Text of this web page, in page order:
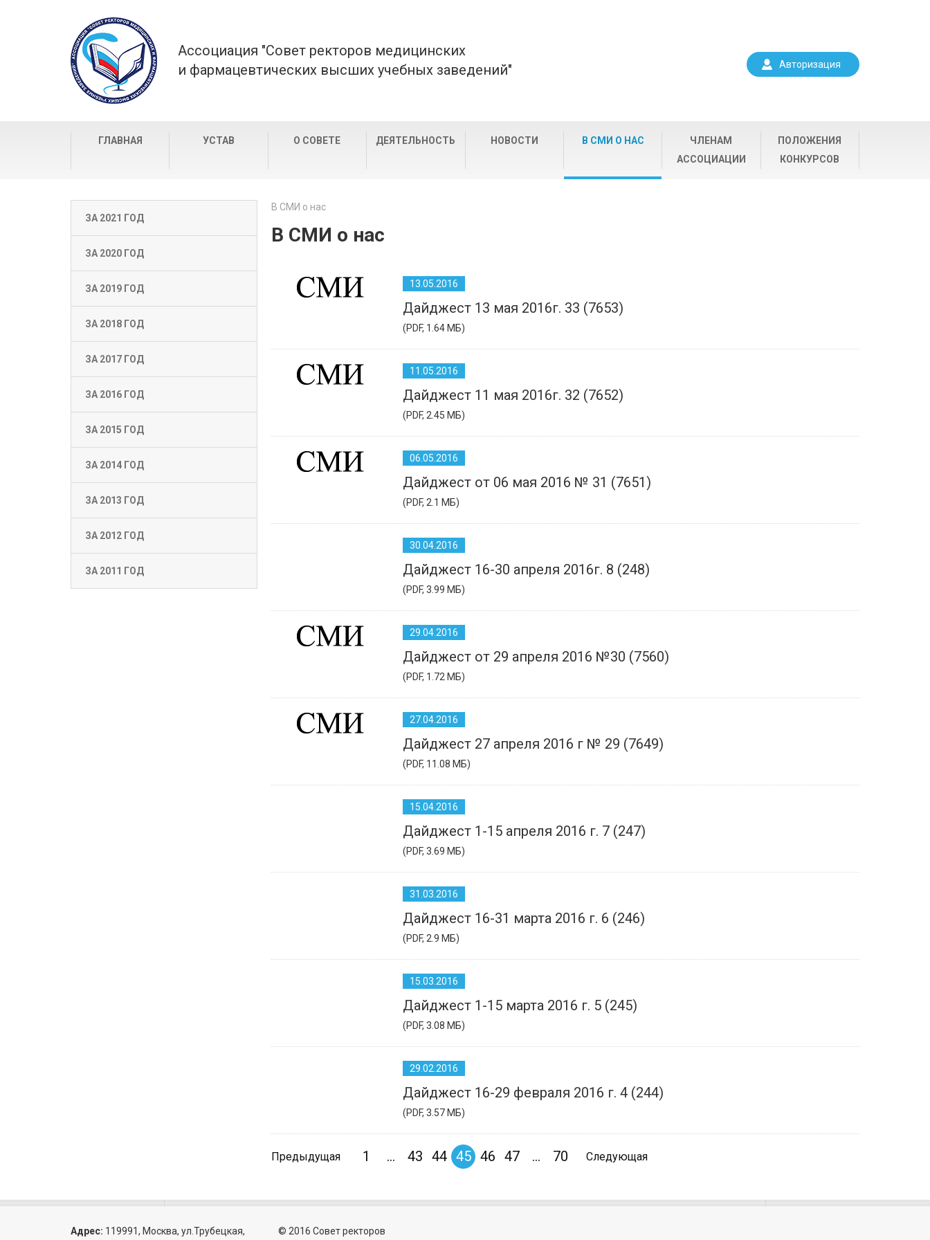
Ассоциация "Совет ректоров медицинских
и фармацевтических высших учебных заведений"
Авторизация
ГЛАВНАЯ УСТАВ О СОВЕТЕ ДЕЯТЕЛЬНОСТЬ НОВОСТИ В СМИ О НАС
ЧЛЕНАМ
АССОЦИАЦИИ
ПОЛОЖЕНИЯ
КОНКУРСОВ
ЗА 2021 ГОД
ЗА 2020 ГОД
ЗА 2019 ГОД
ЗА 2018 ГОД
ЗА 2017 ГОД
ЗА 2016 ГОД
ЗА 2015 ГОД
ЗА 2014 ГОД
ЗА 2013 ГОД
ЗА 2012 ГОД
ЗА 2011 ГОД
В СМИ о нас
В СМИ о нас
13.05.2016
Дайджест 13 мая 2016г. 33 (7653)
(PDF, 1.64 МБ)
11.05.2016
Дайджест 11 мая 2016г. 32 (7652)
(PDF, 2.45 МБ)
06.05.2016
Дайджест от 06 мая 2016 № 31 (7651)
(PDF, 2.1 МБ)
30.04.2016
Дайджест 16-30 апреля 2016г. 8 (248)
(PDF, 3.99 МБ)
29.04.2016
Дайджест от 29 апреля 2016 №30 (7560)
(PDF, 1.72 МБ)
27.04.2016
Дайджест 27 апреля 2016 г № 29 (7649)
(PDF, 11.08 МБ)
15.04.2016
Дайджест 1-15 апреля 2016 г. 7 (247)
(PDF, 3.69 МБ)
31.03.2016
Дайджест 16-31 марта 2016 г. 6 (246)
(PDF, 2.9 МБ)
15.03.2016
Дайджест 1-15 марта 2016 г. 5 (245)
(PDF, 3.08 МБ)
29.02.2016
Дайджест 16-29 февраля 2016 г. 4 (244)
(PDF, 3.57 МБ)
Предыдущая 1 ... 43 44 45 46 47 ... 70 Следующая
Адрес: 119991, Москва, ул.Трубецкая,
© 2016 Совет ректоров